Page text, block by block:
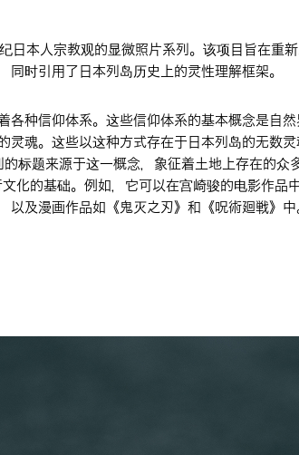
日本人宗教观的显微照片系列。该项目旨在重
同时引用了日本列岛历史上的灵性理解框架。
各种信仰体系。这些信仰体系的基本概念是自
灵魂。这些以这种方式存在于日本列岛的无数灵
标题来源于这一概念，象征着土地上存在的众
化的基础。例如，它可以在宫崎骏的电影作品
以及漫画作品如《鬼灭之刃》和《呪術廻戦》中